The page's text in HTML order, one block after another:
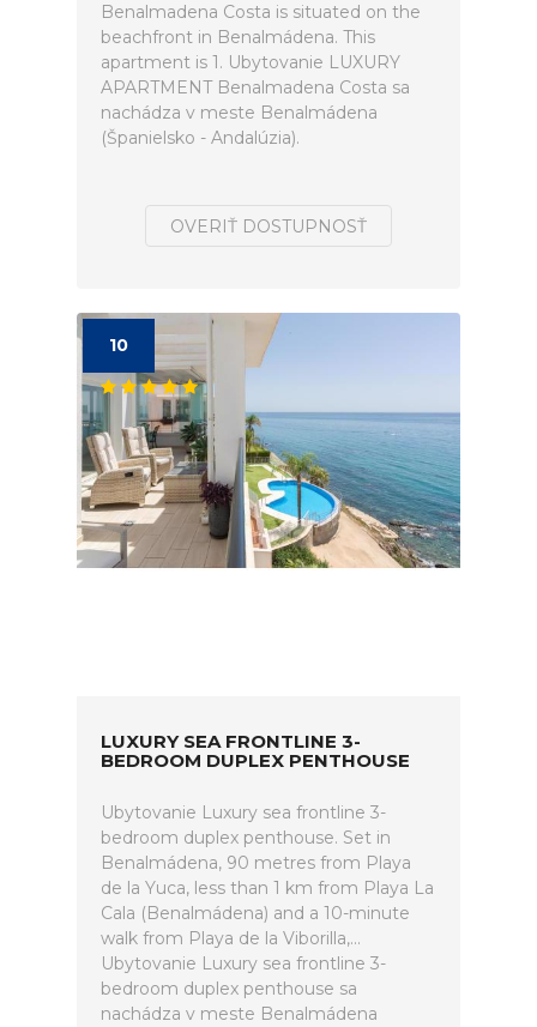
Benalmadena Costa is situated on the
beachfront in Benalmádena. This
apartment is 1. Ubytovanie LUXURY
APARTMENT Benalmadena Costa sa
nachádza v meste Benalmádena
(Španielsko - Andalúzia).
OVERIŤ DOSTUPNOSŤ
10
LUXURY SEA FRONTLINE 3-
BEDROOM DUPLEX PENTHOUSE
Ubytovanie Luxury sea frontline 3-
bedroom duplex penthouse. Set in
Benalmádena, 90 metres from Playa
de la Yuca, less than 1 km from Playa La
Cala (Benalmádena) and a 10-minute
walk from Playa de la Viborilla,...
Ubytovanie Luxury sea frontline 3-
bedroom duplex penthouse sa
nachádza v meste Benalmádena